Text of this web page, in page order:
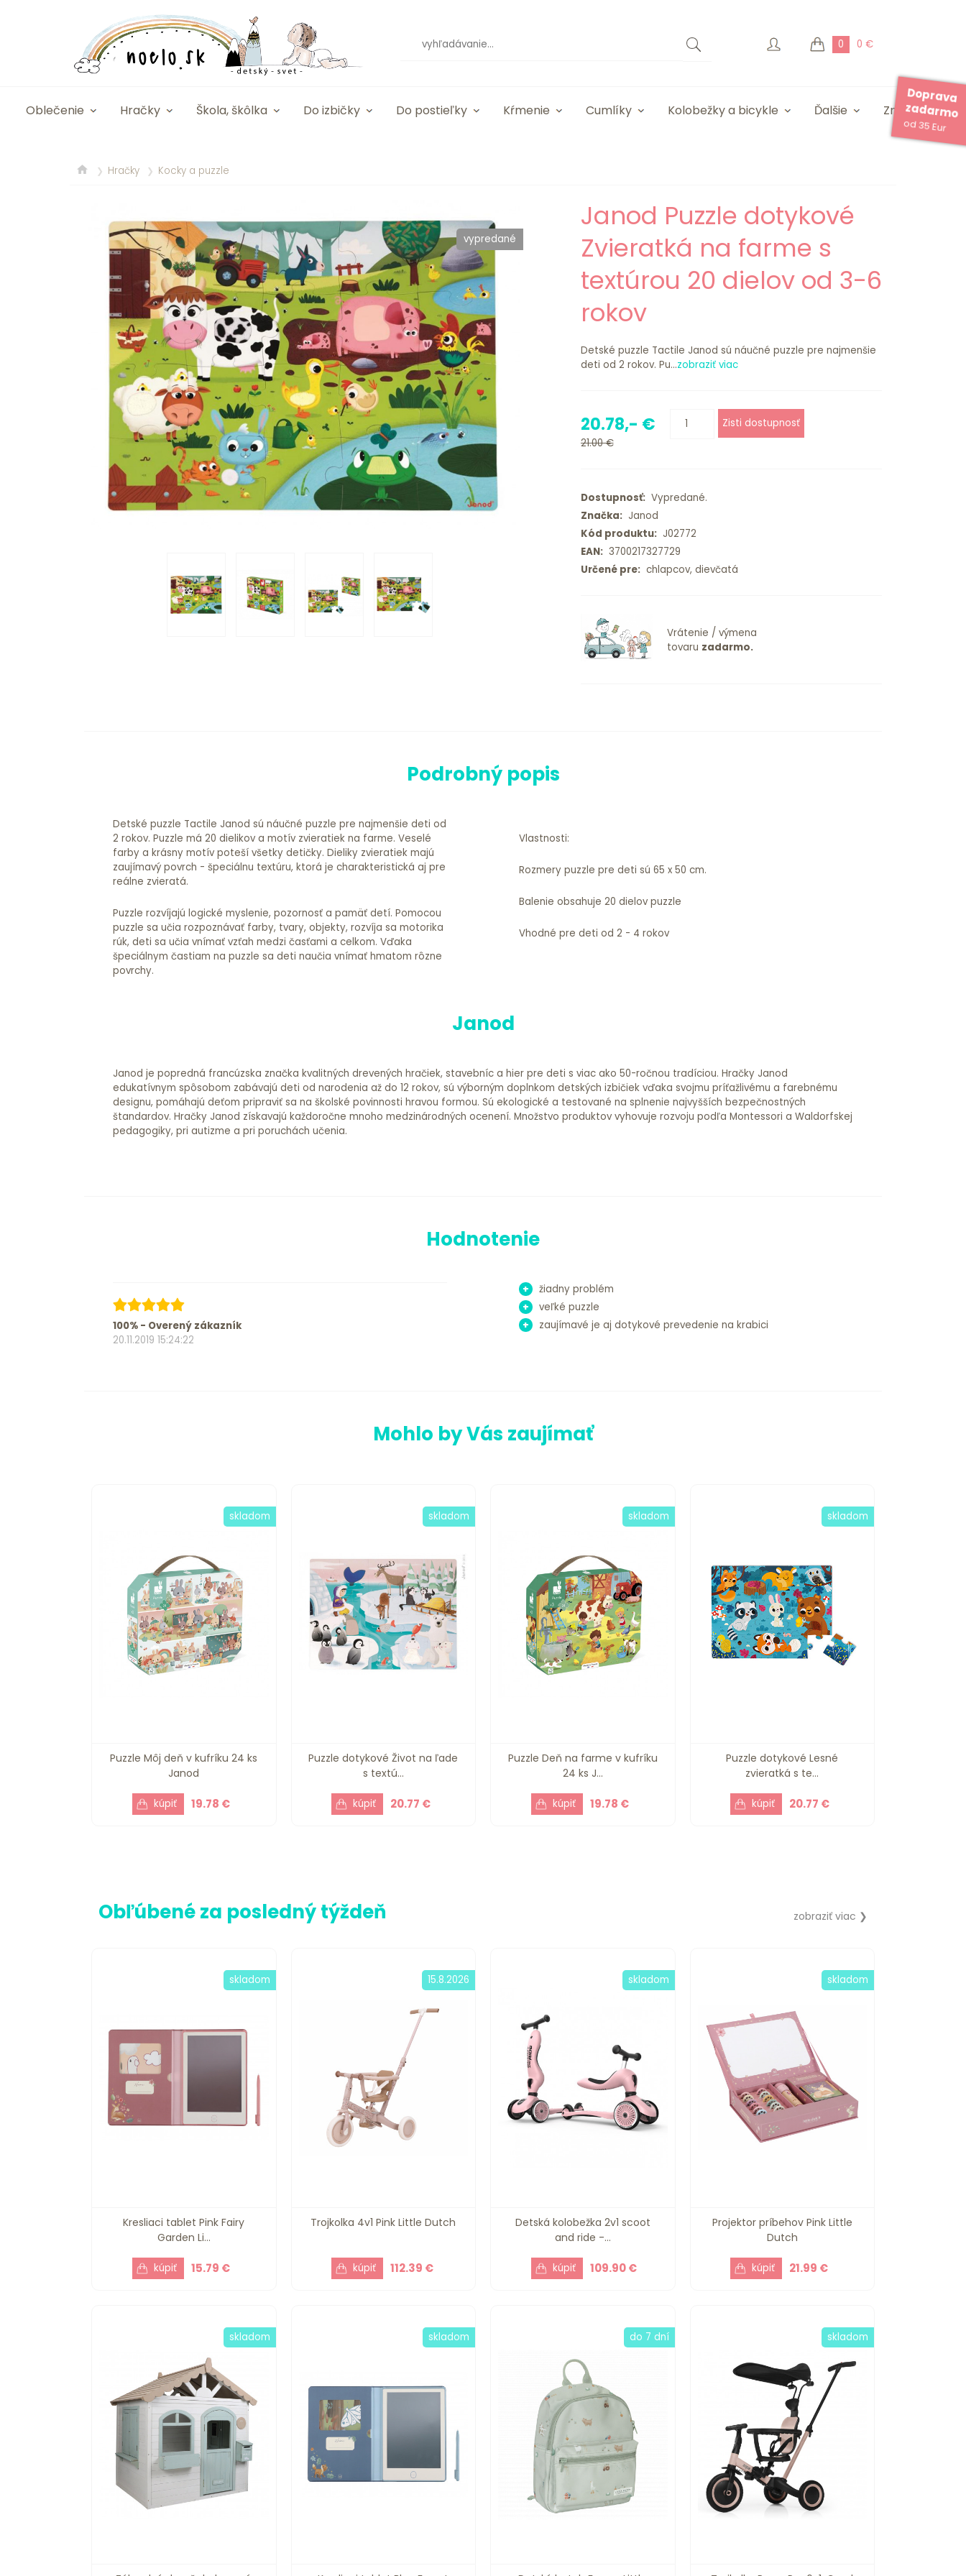
0 0 €
Doprava
zadarmo
od 35 Eur
Oblečenie Hračky Škola, škôlka Do izbičky Do postieľky Kŕmenie Cumlíky Kolobežky a bicykle Ďalšie Značky
❯ Hračky ❯ Kocky a puzzle
vypredané
Janod Puzzle dotykové
Zvieratká na farme s
textúrou 20 dielov od 3-6
rokov
Detské puzzle Tactile Janod sú náučné puzzle pre najmenšie
deti od 2 rokov. Pu...zobraziť viac
20.78,- €
21.00 €
Dostupnosť:Vypredané.
Značka:Janod
Kód produktu:J02772
EAN:3700217327729
Určené pre:chlapcov, dievčatá
Vrátenie / výmena
tovaru zadarmo.
Podrobný popis
Detské puzzle Tactile Janod sú náučné puzzle pre najmenšie deti od
2 rokov. Puzzle má 20 dielikov a motív zvieratiek na farme. Veselé
farby a krásny motív poteší všetky detičky. Dieliky zvieratiek majú
zaujímavý povrch - špeciálnu textúru, ktorá je charakteristická aj pre
reálne zvieratá.
Puzzle rozvíjajú logické myslenie, pozornosť a pamäť detí. Pomocou
puzzle sa učia rozpoznávať farby, tvary, objekty, rozvíja sa motorika
rúk, deti sa učia vnímať vzťah medzi časťami a celkom. Vďaka
špeciálnym častiam na puzzle sa deti naučia vnímať hmatom rôzne
povrchy.
Vlastnosti:
Rozmery puzzle pre deti sú 65 x 50 cm.
Balenie obsahuje 20 dielov puzzle
Vhodné pre deti od 2 - 4 rokov
Janod
Janod je popredná francúzska značka kvalitných drevených hračiek, stavebníc a hier pre deti s viac ako 50-ročnou tradíciou. Hračky Janod
edukatívnym spôsobom zabávajú deti od narodenia až do 12 rokov, sú výborným doplnkom detských izbičiek vďaka svojmu príťažlivému a farebnému
designu, pomáhajú deťom pripraviť sa na školské povinnosti hravou formou. Sú ekologické a testované na splnenie najvyšších bezpečnostných
štandardov. Hračky Janod získavajú každoročne mnoho medzinárodných ocenení. Množstvo produktov vyhovuje rozvoju podľa Montessori a Waldorfskej
pedagogiky, pri autizme a pri poruchách učenia.
Hodnotenie
100% - Overený zákazník
20.11.2019 15:24:22
+
žiadny problém
+
veľké puzzle
+
zaujímavé je aj dotykové prevedenie na krabici
Mohlo by Vás zaujímať
Puzzle Môj deň v kufríku 24 ks
Janod
19.78 €
skladom
Puzzle dotykové Život na ľade
s textú...
20.77 €
skladom
Puzzle Deň na farme v kufríku
24 ks J...
19.78 €
skladom
Puzzle dotykové Lesné
zvieratká s te...
20.77 €
skladom
Obľúbené za posledný týždeň zobraziť viac ❯
Kresliaci tablet Pink Fairy
Garden Li...
15.79 €
skladom
Trojkolka 4v1 Pink Little Dutch
112.39 €
15.8.2026
Detská kolobežka 2v1 scoot
and ride -...
109.90 €
skladom
Projektor príbehov Pink Little
Dutch
21.99 €
skladom
skladom skladom do 7 dní skladom